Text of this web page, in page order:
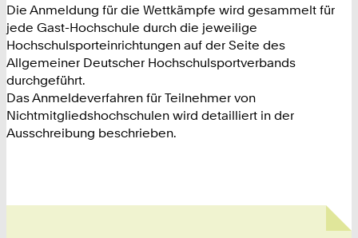
Die Anmeldung für die Wettkämpfe wird gesammelt für
jede Gast-Hochschule durch die jeweilige
Hochschulsporteinrichtungen auf der Seite des
Allgemeiner Deutscher Hochschulsportverbands
durchgeführt.
Das Anmeldeverfahren für Teilnehmer von
Nichtmitgliedshochschulen wird detailliert in der
Ausschreibung beschrieben.